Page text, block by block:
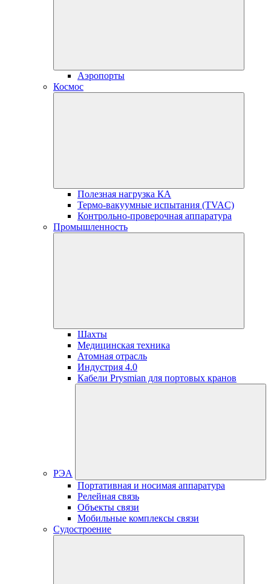
Аэропорты
Космос
Полезная нагрузка КА
Термо-вакуумные испытания (TVAC)
Контрольно-проверочная аппаратура
Промышленность
Шахты
Медицинская техника
Атомная отрасль
Индустрия 4.0
Кабели Prysmian для портовых кранов
РЭА
Портативная и носимая аппаратура
Релейная связь
Объекты связи
Мобильные комплексы связи
Судостроение